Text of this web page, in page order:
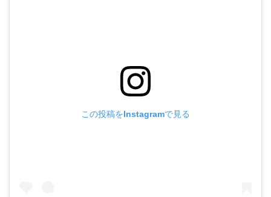
この投稿をInstagramで見る